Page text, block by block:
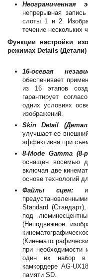
Неограниченная
непрерывная
слоты 1 и 2.
течение нескольких
Функции настройки
режимах Details
16-осевая
обеспечивает
из 16 этапов
гарантирует
одних условиях
изображений.
Skin Detail
улучшает ее
эффективна при
8-Mode Gamma
оснащен восемью
включая две
основе технологий
Файлы сцен:
Standard
под
(Неподвижное
при необходимости
один их набор в
камкордере AG-
памяти SD.